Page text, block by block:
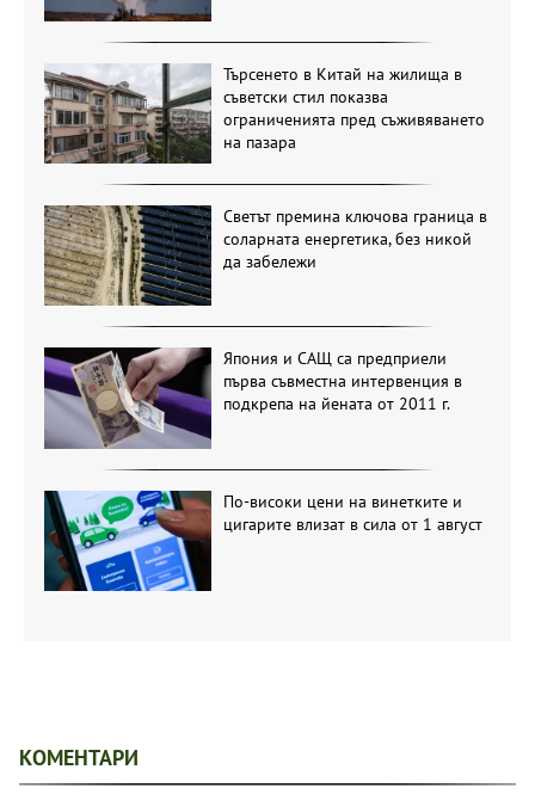
Търсенето в Китай на жилища в
съветски стил показва
ограниченията пред съживяването
на пазара
Светът премина ключова граница в
соларната енергетика, без никой
да забележи
Япония и САЩ са предприели
първа съвместна интервенция в
подкрепа на йената от 2011 г.
По-високи цени на винетките и
цигарите влизат в сила от 1 август
КОМЕНТАРИ